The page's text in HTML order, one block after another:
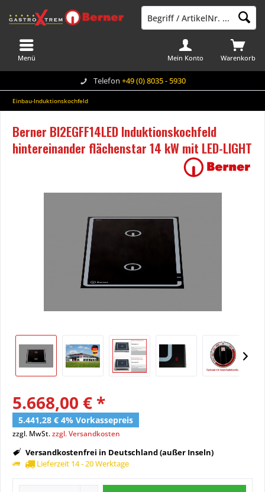
Telefon +49 (0) 8035 - 5930
Warenkorb
Mein Konto
Menü
Einbau-Induktionskochfeld
Berner BI2EGFF14LED Induktionskochfeld
hintereinander flächenstar 14 kW mit LED-LIGHT
5.668,00 € *
5.441,28 € 4% Vorkassepreis
zzgl. MwSt.zzgl. Versandkosten
Versandkostenfrei in Deutschland (außer Inseln)
Lieferzeit 14 - 20 Werktage